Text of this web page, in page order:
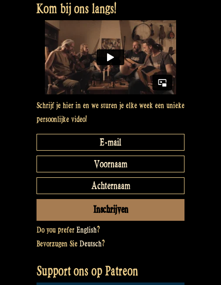
Show
#2”
Kom bij ons langs!
Schrijf je hier in en we sturen je elke week een unieke
persoonlijke video!
Do you prefer English?
Bevorzugen Sie Deutsch?
Support ons op Patreon